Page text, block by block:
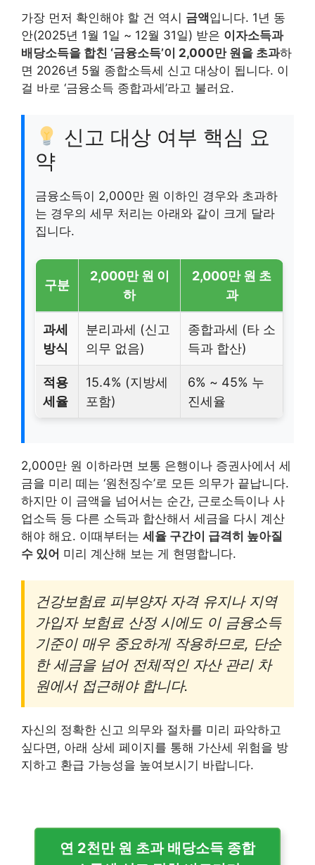
가장 먼저 확인해야 할 건 역시 금액입니다. 1년 동
안(2025년 1월 1일 ~ 12월 31일) 받은 이자소득과
배당소득을 합친 ‘금융소득’이 2,000만 원을 초과하
면 2026년 5월 종합소득세 신고 대상이 됩니다. 이
걸 바로 ‘금융소득 종합과세’라고 불러요.
신고 대상 여부 핵심 요
약
금융소득이 2,000만 원 이하인 경우와 초과하
는 경우의 세무 처리는 아래와 같이 크게 달라
집니다.
구분
2,000만 원 이
하
2,000만 원 초
과
과세
방식
분리과세 (신고
의무 없음)
종합과세 (타 소
득과 합산)
적용
세율
15.4% (지방세
포함)
6% ~ 45% 누
진세율
2,000만 원 이하라면 보통 은행이나 증권사에서 세
금을 미리 떼는 ‘원천징수’로 모든 의무가 끝납니다.
하지만 이 금액을 넘어서는 순간, 근로소득이나 사
업소득 등 다른 소득과 합산해서 세금을 다시 계산
해야 해요. 이때부터는 세율 구간이 급격히 높아질
수 있어 미리 계산해 보는 게 현명합니다.
건강보험료 피부양자 자격 유지나 지역
가입자 보험료 산정 시에도 이 금융소득
기준이 매우 중요하게 작용하므로, 단순
한 세금을 넘어 전체적인 자산 관리 차
원에서 접근해야 합니다.
자신의 정확한 신고 의무와 절차를 미리 파악하고
싶다면, 아래 상세 페이지를 통해 가산세 위험을 방
지하고 환급 가능성을 높여보시기 바랍니다.
연 2천만 원 초과 배당소득 종합